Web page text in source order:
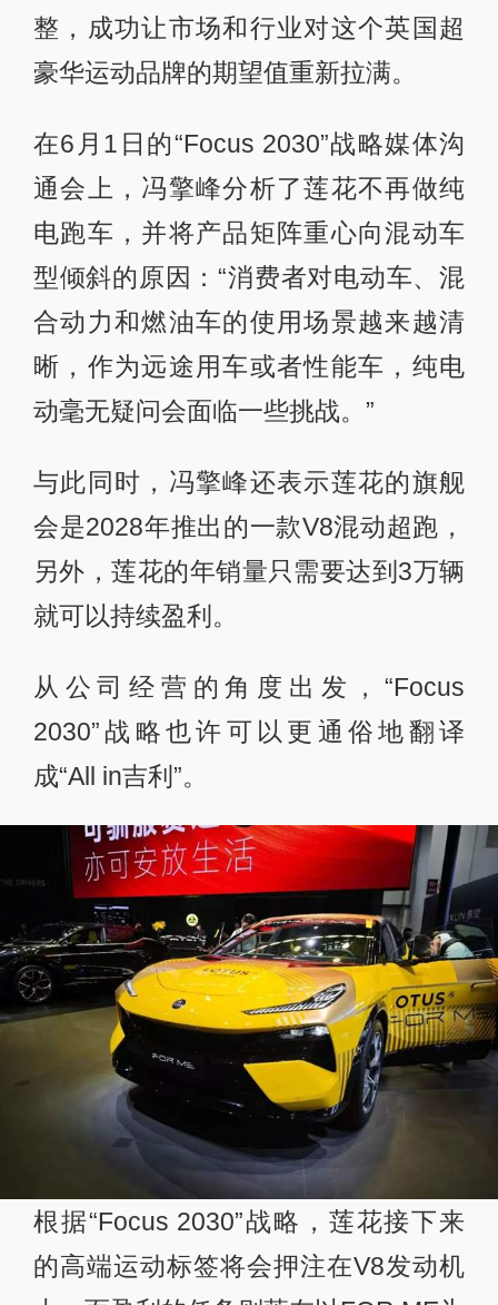
整，成功让市场和行业对这个英国超
豪华运动品牌的期望值重新拉满。
在6月1日的“Focus 2030”战略媒体沟
通会上，冯擎峰分析了莲花不再做纯
电跑车，并将产品矩阵重心向混动车
型倾斜的原因：“消费者对电动车、混
合动力和燃油车的使用场景越来越清
晰，作为远途用车或者性能车，纯电
动毫无疑问会面临一些挑战。”
与此同时，冯擎峰还表示莲花的旗舰
会是2028年推出的一款V8混动超跑，
另外，莲花的年销量只需要达到3万辆
就可以持续盈利。
从公司经营的角度出发，“Focus
2030”战略也许可以更通俗地翻译
成“All in吉利”。
根据“Focus 2030”战略，莲花接下来
的高端运动标签将会押注在V8发动机